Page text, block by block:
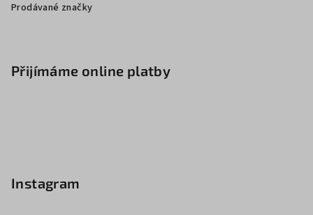
Prodávané značky
Přijímáme online platby
Instagram